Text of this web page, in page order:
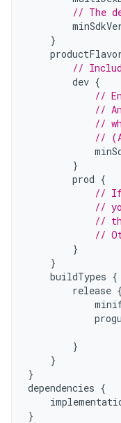
// The
}
//
dev {
//
//
//
//
}
prod {
// If
//
//
//
}
}
buildTypes {
release {
}
}
}
dependencies {
}